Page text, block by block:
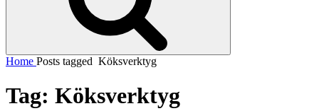
Home Posts tagged Köksverktyg
Tag: Köksverktyg